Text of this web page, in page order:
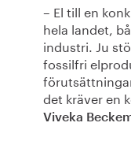
– El till en
hela landet,
industri. Ju
fossilfri
det kräver en
Viveka